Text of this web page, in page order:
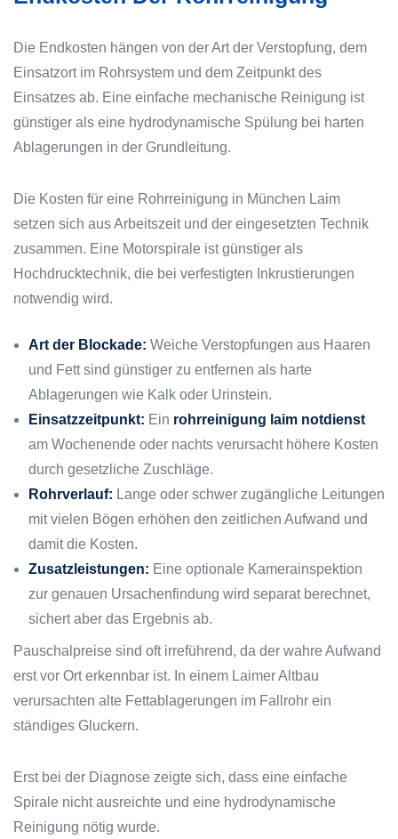
Die Endkosten hängen von der Art der Verstopfung, dem
Einsatzort im Rohrsystem und dem Zeitpunkt des
Einsatzes ab. Eine einfache mechanische Reinigung ist
günstiger als eine hydrodynamische Spülung bei harten
Ablagerungen in der Grundleitung.
Die Kosten für eine Rohrreinigung in München Laim
setzen sich aus Arbeitszeit und der eingesetzten Technik
zusammen. Eine Motorspirale ist günstiger als
Hochdrucktechnik, die bei verfestigten Inkrustierungen
notwendig wird.
Art der Blockade: Weiche Verstopfungen aus Haaren
und Fett sind günstiger zu entfernen als harte
Ablagerungen wie Kalk oder Urinstein.
Einsatzzeitpunkt: Ein rohrreinigung laim notdienst
am Wochenende oder nachts verursacht höhere Kosten
durch gesetzliche Zuschläge.
Rohrverlauf: Lange oder schwer zugängliche Leitungen
mit vielen Bögen erhöhen den zeitlichen Aufwand und
damit die Kosten.
Zusatzleistungen: Eine optionale Kamerainspektion
zur genauen Ursachenfindung wird separat berechnet,
sichert aber das Ergebnis ab.
Pauschalpreise sind oft irreführend, da der wahre Aufwand
erst vor Ort erkennbar ist. In einem Laimer Altbau
verursachten alte Fettablagerungen im Fallrohr ein
ständiges Gluckern.
Erst bei der Diagnose zeigte sich, dass eine einfache
Spirale nicht ausreichte und eine hydrodynamische
Reinigung nötig wurde.